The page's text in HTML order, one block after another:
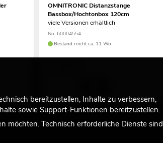
OMNITRONIC Distanzstange
Bassbox/Hochtonbox 120cm
viele Versionen erhältlich
No. 60004554
Bestand reicht ca. 11 Wo.
bereitzustellen, Inhalte zu verbessern,
sowie Support-Funktionen bereitzustellen.
möchten. Technisch erforderliche Dienste sind